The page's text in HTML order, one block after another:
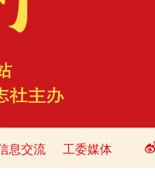
息交流 工委媒体